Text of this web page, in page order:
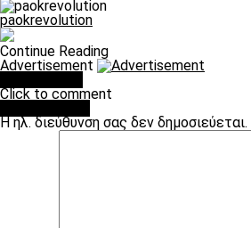
paokrevolution
Continue Reading
Advertisement
Click to comment
Η ηλ. διεύθυνση σας δεν δημοσιεύεται.